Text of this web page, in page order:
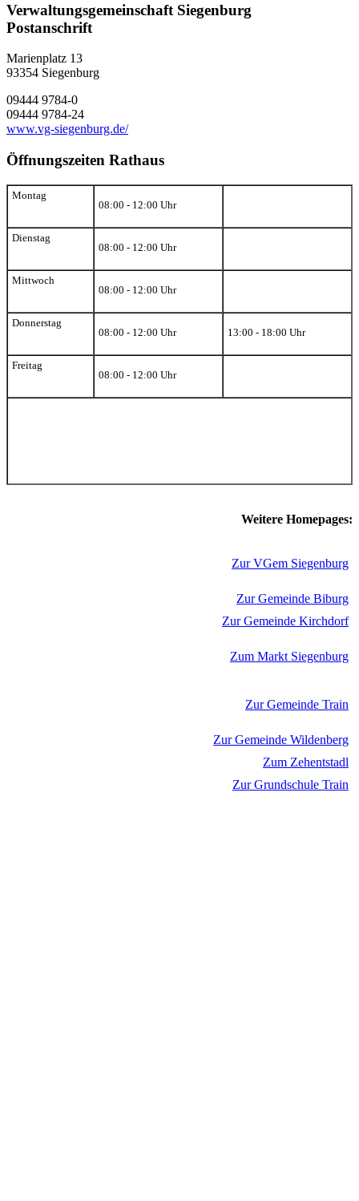
Verwaltungsgemeinschaft Siegenburg
Postanschrift
Marienplatz 13
93354 Siegenburg
09444 9784-0
09444 9784-24
www.vg-siegenburg.de/
Öffnungszeiten Rathaus
Montag
08:00 - 12:00 Uhr
Dienstag
08:00 - 12:00 Uhr
Mittwoch
08:00 - 12:00 Uhr
Donnerstag
08:00 - 12:00 Uhr
13:00 - 18:00 Uhr
Freitag
08:00 - 12:00 Uhr
Weitere Homepages:
Zur VGem Siegenburg
Zur Gemeinde Biburg
Zur Gemeinde Kirchdorf
Zum Markt Siegenburg
Zur Gemeinde Train
Zur Gemeinde Wildenberg
Zum Zehentstadl
Zur Grundschule Train